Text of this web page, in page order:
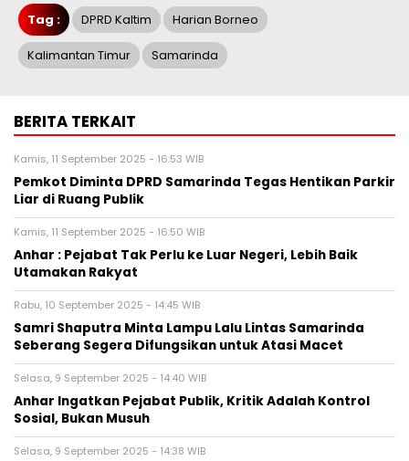
Tag : DPRD Kaltim Harian Borneo
Kalimantan Timur Samarinda
BERITA TERKAIT
Kamis, 11 September 2025 - 16:53 WIB
Pemkot Diminta DPRD Samarinda Tegas Hentikan Parkir
Liar di Ruang Publik
Kamis, 11 September 2025 - 16:50 WIB
Anhar : Pejabat Tak Perlu ke Luar Negeri, Lebih Baik
Utamakan Rakyat
Rabu, 10 September 2025 - 14:45 WIB
Samri Shaputra Minta Lampu Lalu Lintas Samarinda
Seberang Segera Difungsikan untuk Atasi Macet
Selasa, 9 September 2025 - 14:40 WIB
Anhar Ingatkan Pejabat Publik, Kritik Adalah Kontrol
Sosial, Bukan Musuh
Selasa, 9 September 2025 - 14:38 WIB